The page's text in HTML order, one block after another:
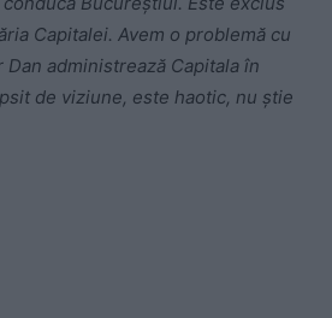
Capitalei. Avem o problemă cu
administrează Capitala în
de viziune, este haotic, nu știe